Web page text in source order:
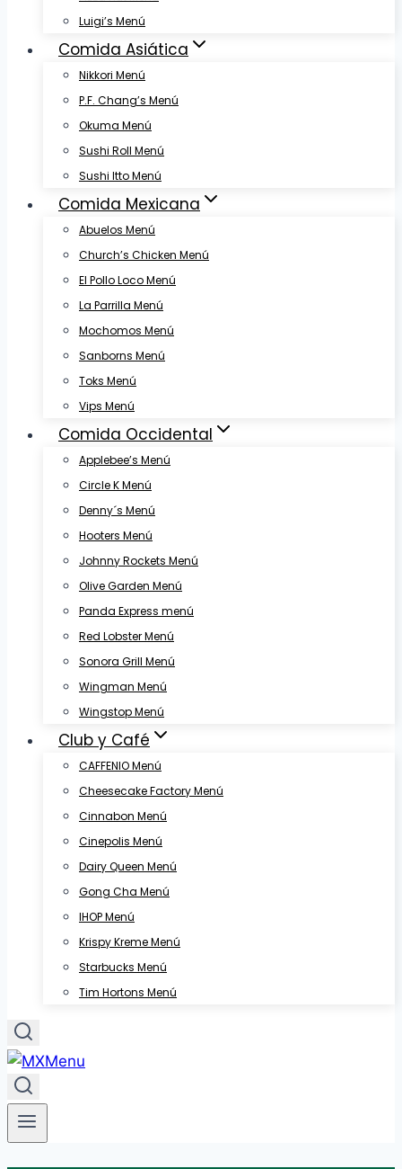
Luigi’s Menú
Comida Asiática
Nikkori Menú
P.F. Chang’s Menú
Okuma Menú
Sushi Roll Menú
Sushi Itto Menú
Comida Mexicana
Abuelos Menú
Church’s Chicken Menú
El Pollo Loco Menú
La Parrilla Menú
Mochomos Menú
Sanborns Menú
Toks Menú
Vips Menú
Comida Occidental
Applebee’s Menú
Circle K Menú
Denny´s Menú
Hooters Menú
Johnny Rockets Menú
Olive Garden Menú
Panda Express menú
Red Lobster Menú
Sonora Grill Menú
Wingman Menú
Wingstop Menú
Club y Café
CAFFENIO Menú
Cheesecake Factory Menú
Cinnabon Menú
Cinepolis Menú
Dairy Queen Menú
Gong Cha Menú
IHOP Menú
Krispy Kreme Menú
Starbucks Menú
Tim Hortons Menú